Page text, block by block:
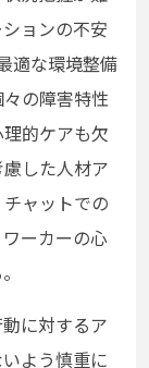
ョンの不安
適な環境整備
の障害特性
的ケアも欠
した人材ア
ャットでの
ーカーの心
に対するア
よう慎重に